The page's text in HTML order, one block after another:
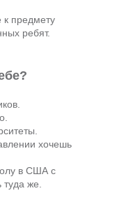
к предмету
ребят.
хочешь
в США с
же.